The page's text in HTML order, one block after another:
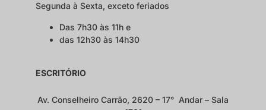
Segunda à Sexta, exceto feriados
Das 7h30 às 11h e
das 12h30 às 14h30
ESCRITÓRIO
Av. Conselheiro Carrão, 2620 – 17° Andar – Sala